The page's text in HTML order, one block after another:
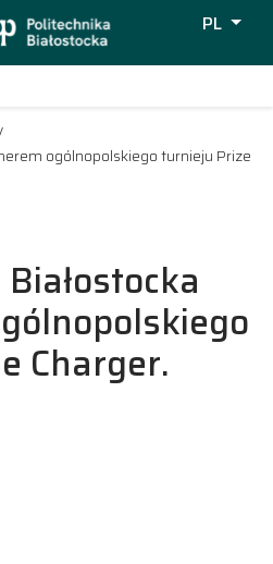
PL
ogólnopolskiego turnieju Prize
Charger.